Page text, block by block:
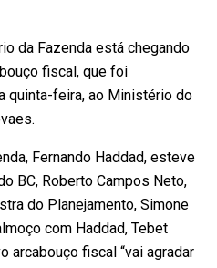
da Fazenda está chegando
fiscal, que foi
quinta-feira, ao Ministério do
Fernando Haddad, esteve
BC, Roberto Campos Neto,
do Planejamento, Simone
com Haddad, Tebet
arcabouço fiscal “vai agradar